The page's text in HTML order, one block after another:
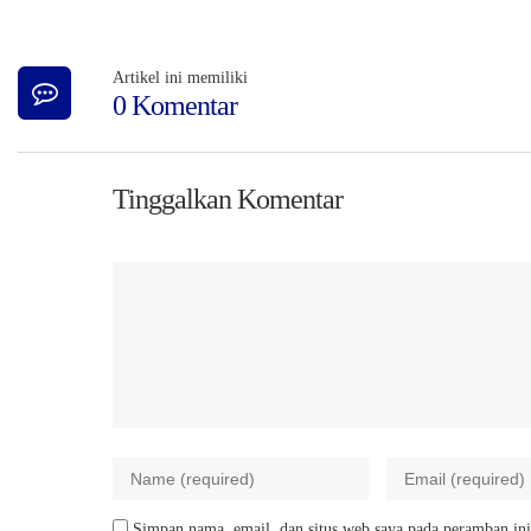
Artikel ini memiliki
0 Komentar
Tinggalkan Komentar